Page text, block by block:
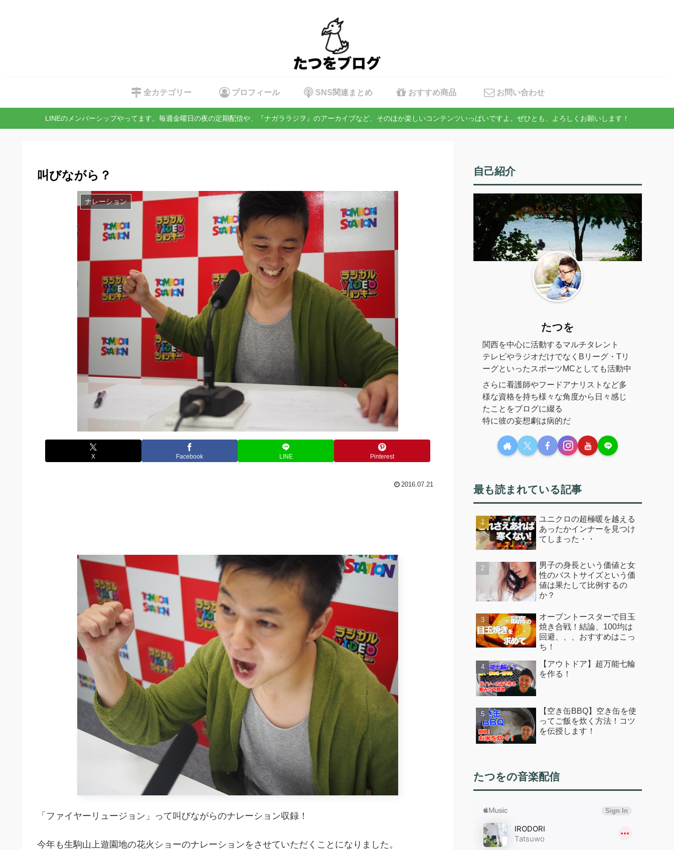
全カテゴリー プロフィール SNS関連まとめ おすすめ商品 お問い合わせ
LINEのメンバーシップやってます。毎週金曜日の夜の定期配信や、『ナガララジヲ』のアーカイブなど、そのほか楽しいコンテンツいっぱいですよ。ぜひとも、よろしくお願いします！
叫びながら？
ナレーション
X Facebook LINE Pinterest
2016.07.21
「ファイヤーリュージョン」って叫びながらのナレーション収録！
今年も生駒山上遊園地の花火ショーのナレーションをさせていただくことになりました。
自己紹介
たつを
関西を中心に活動するマルチタレント
テレビやラジオだけでなくBリーグ・Tリ
ーグといったスポーツMCとしても活動中
さらに看護師やフードアナリストなど多
様な資格を持ち様々な角度から日々感じ
たことをブログに綴る
特に彼の妄想劇は病的だ
最も読まれている記事
ユニクロの超極暖を越える
あったかインナーを見つけ
てしまった・・
男子の身長という価値と女
性のバストサイズという価
値は果たして比例するの
か？
オーブントースターで目玉
焼き合戦！結論、100均は
回避、、、おすすめはこっ
ち！
【アウトドア】超万能七輪
を作る！
【空き缶BBQ】空き缶を使
ってご飯を炊く方法！コツ
を伝授します！
たつをの音楽配信